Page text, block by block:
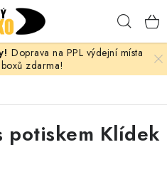
Doprava na PPL výdejní místa
zdarma!
potiskem Klídek